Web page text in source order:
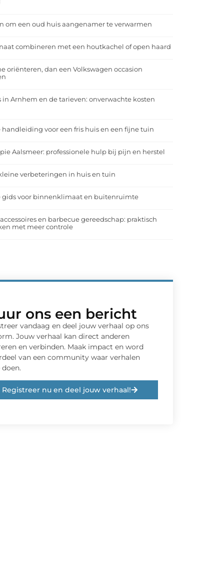
om een oud huis aangenamer te verwarmen
combineren met een houtkachel of open haard
oriënteren, dan een Volkswagen occasion
in Arnhem en de tarieven: onverwachte kosten
handleiding voor een fris huis en een fijne tuin
Aalsmeer: professionele hulp bij pijn en herstel
verbeteringen in huis en tuin
gids voor binnenklimaat en buitenruimte
en barbecue gereedschap: praktisch
met meer controle
ons een bericht
vandaag en deel jouw verhaal op ons
Jouw verhaal kan direct anderen
en verbinden. Maak impact en word
van een community waar verhalen
Registreer nu en deel jouw verhaal!